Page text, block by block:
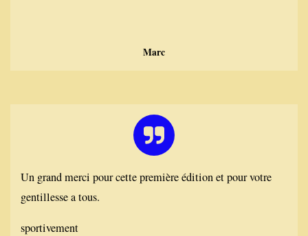
Marc
Un grand merci pour cette première édition et pour votre
gentillesse a tous.
sportivement